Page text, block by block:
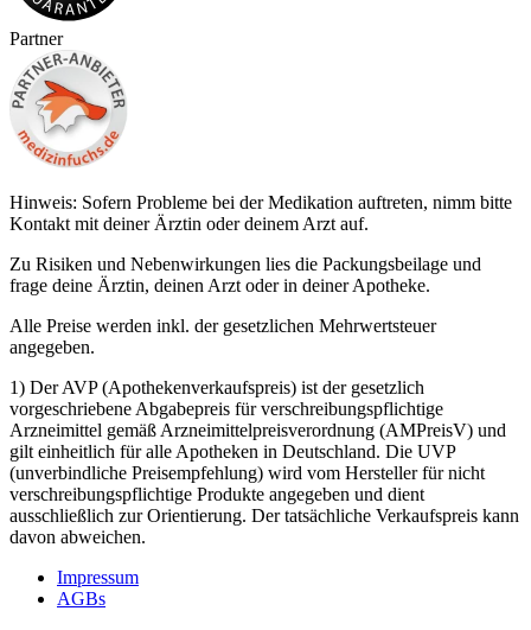
Partner
Hinweis: Sofern Probleme bei der Medikation auftreten, nimm bitte
Kontakt mit deiner Ärztin oder deinem Arzt auf.
Zu Risiken und Nebenwirkungen lies die Packungsbeilage und
frage deine Ärztin, deinen Arzt oder in deiner Apotheke.
Alle Preise werden inkl. der gesetzlichen Mehrwertsteuer
angegeben.
1) Der AVP (Apothekenverkaufspreis) ist der gesetzlich
vorgeschriebene Abgabepreis für verschreibungspflichtige
Arzneimittel gemäß Arzneimittelpreisverordnung (AMPreisV) und
gilt einheitlich für alle Apotheken in Deutschland. Die UVP
(unverbindliche Preisempfehlung) wird vom Hersteller für nicht
verschreibungspflichtige Produkte angegeben und dient
ausschließlich zur Orientierung. Der tatsächliche Verkaufspreis kann
davon abweichen.
Impressum
AGBs